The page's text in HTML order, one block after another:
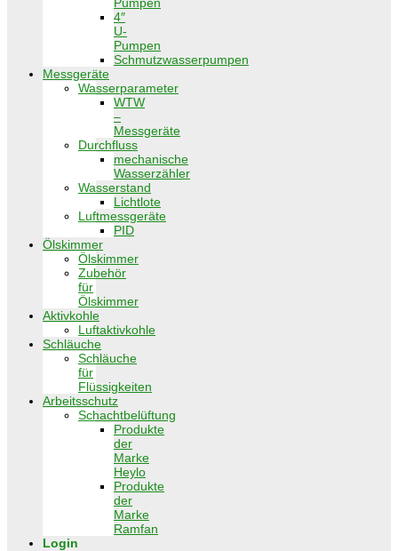
4″
U-
Pumpen
Schmutzwasserpumpen
Messgeräte
Wasserparameter
WTW
–
Messgeräte
Durchfluss
mechanische
Wasserzähler
Wasserstand
Lichtlote
Luftmessgeräte
PID
Ölskimmer
Ölskimmer
Zubehör
für
Ölskimmer
Aktivkohle
Luftaktivkohle
Schläuche
Schläuche
für
Flüssigkeiten
Arbeitsschutz
Schachtbelüftung
Produkte
der
Marke
Heylo
Produkte
der
Marke
Ramfan
Login